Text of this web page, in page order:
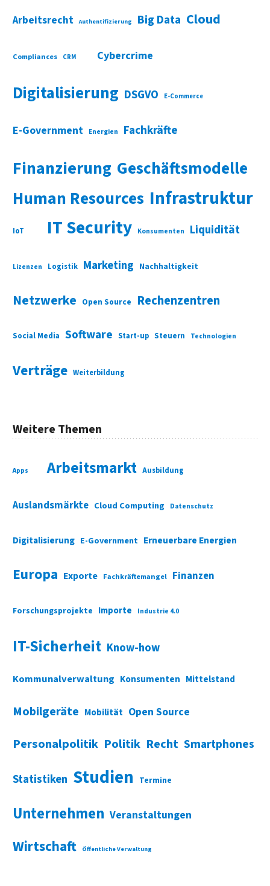
Arbeitsrecht Authentifizierung Big Data Cloud
Compliances CRM Cybercrime
Digitalisierung DSGVO E-Commerce
E-Government Energien Fachkräfte
Finanzierung Geschäftsmodelle
Human Resources Infrastruktur
IoT IT Security Konsumenten Liquidität
Lizenzen Logistik Marketing Nachhaltigkeit
Netzwerke Open Source Rechenzentren
Social Media Software Start-up Steuern Technologien
Verträge Weiterbildung
Weitere Themen
Apps Arbeitsmarkt Ausbildung
Auslandsmärkte Cloud Computing Datenschutz
Digitalisierung E-Government Erneuerbare Energien
Europa Exporte Fachkräftemangel Finanzen
Forschungsprojekte Importe Industrie 4.0
IT-Sicherheit Know-how
Kommunalverwaltung Konsumenten Mittelstand
Mobilgeräte Mobilität Open Source
Personalpolitik Politik Recht Smartphones
Statistiken Studien Termine
Unternehmen Veranstaltungen
Wirtschaft Öffentliche Verwaltung